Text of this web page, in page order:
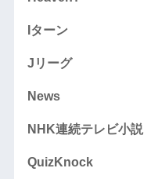
Iターン
Jリーグ
News
NHK連続テレビ小説
QuizKnock